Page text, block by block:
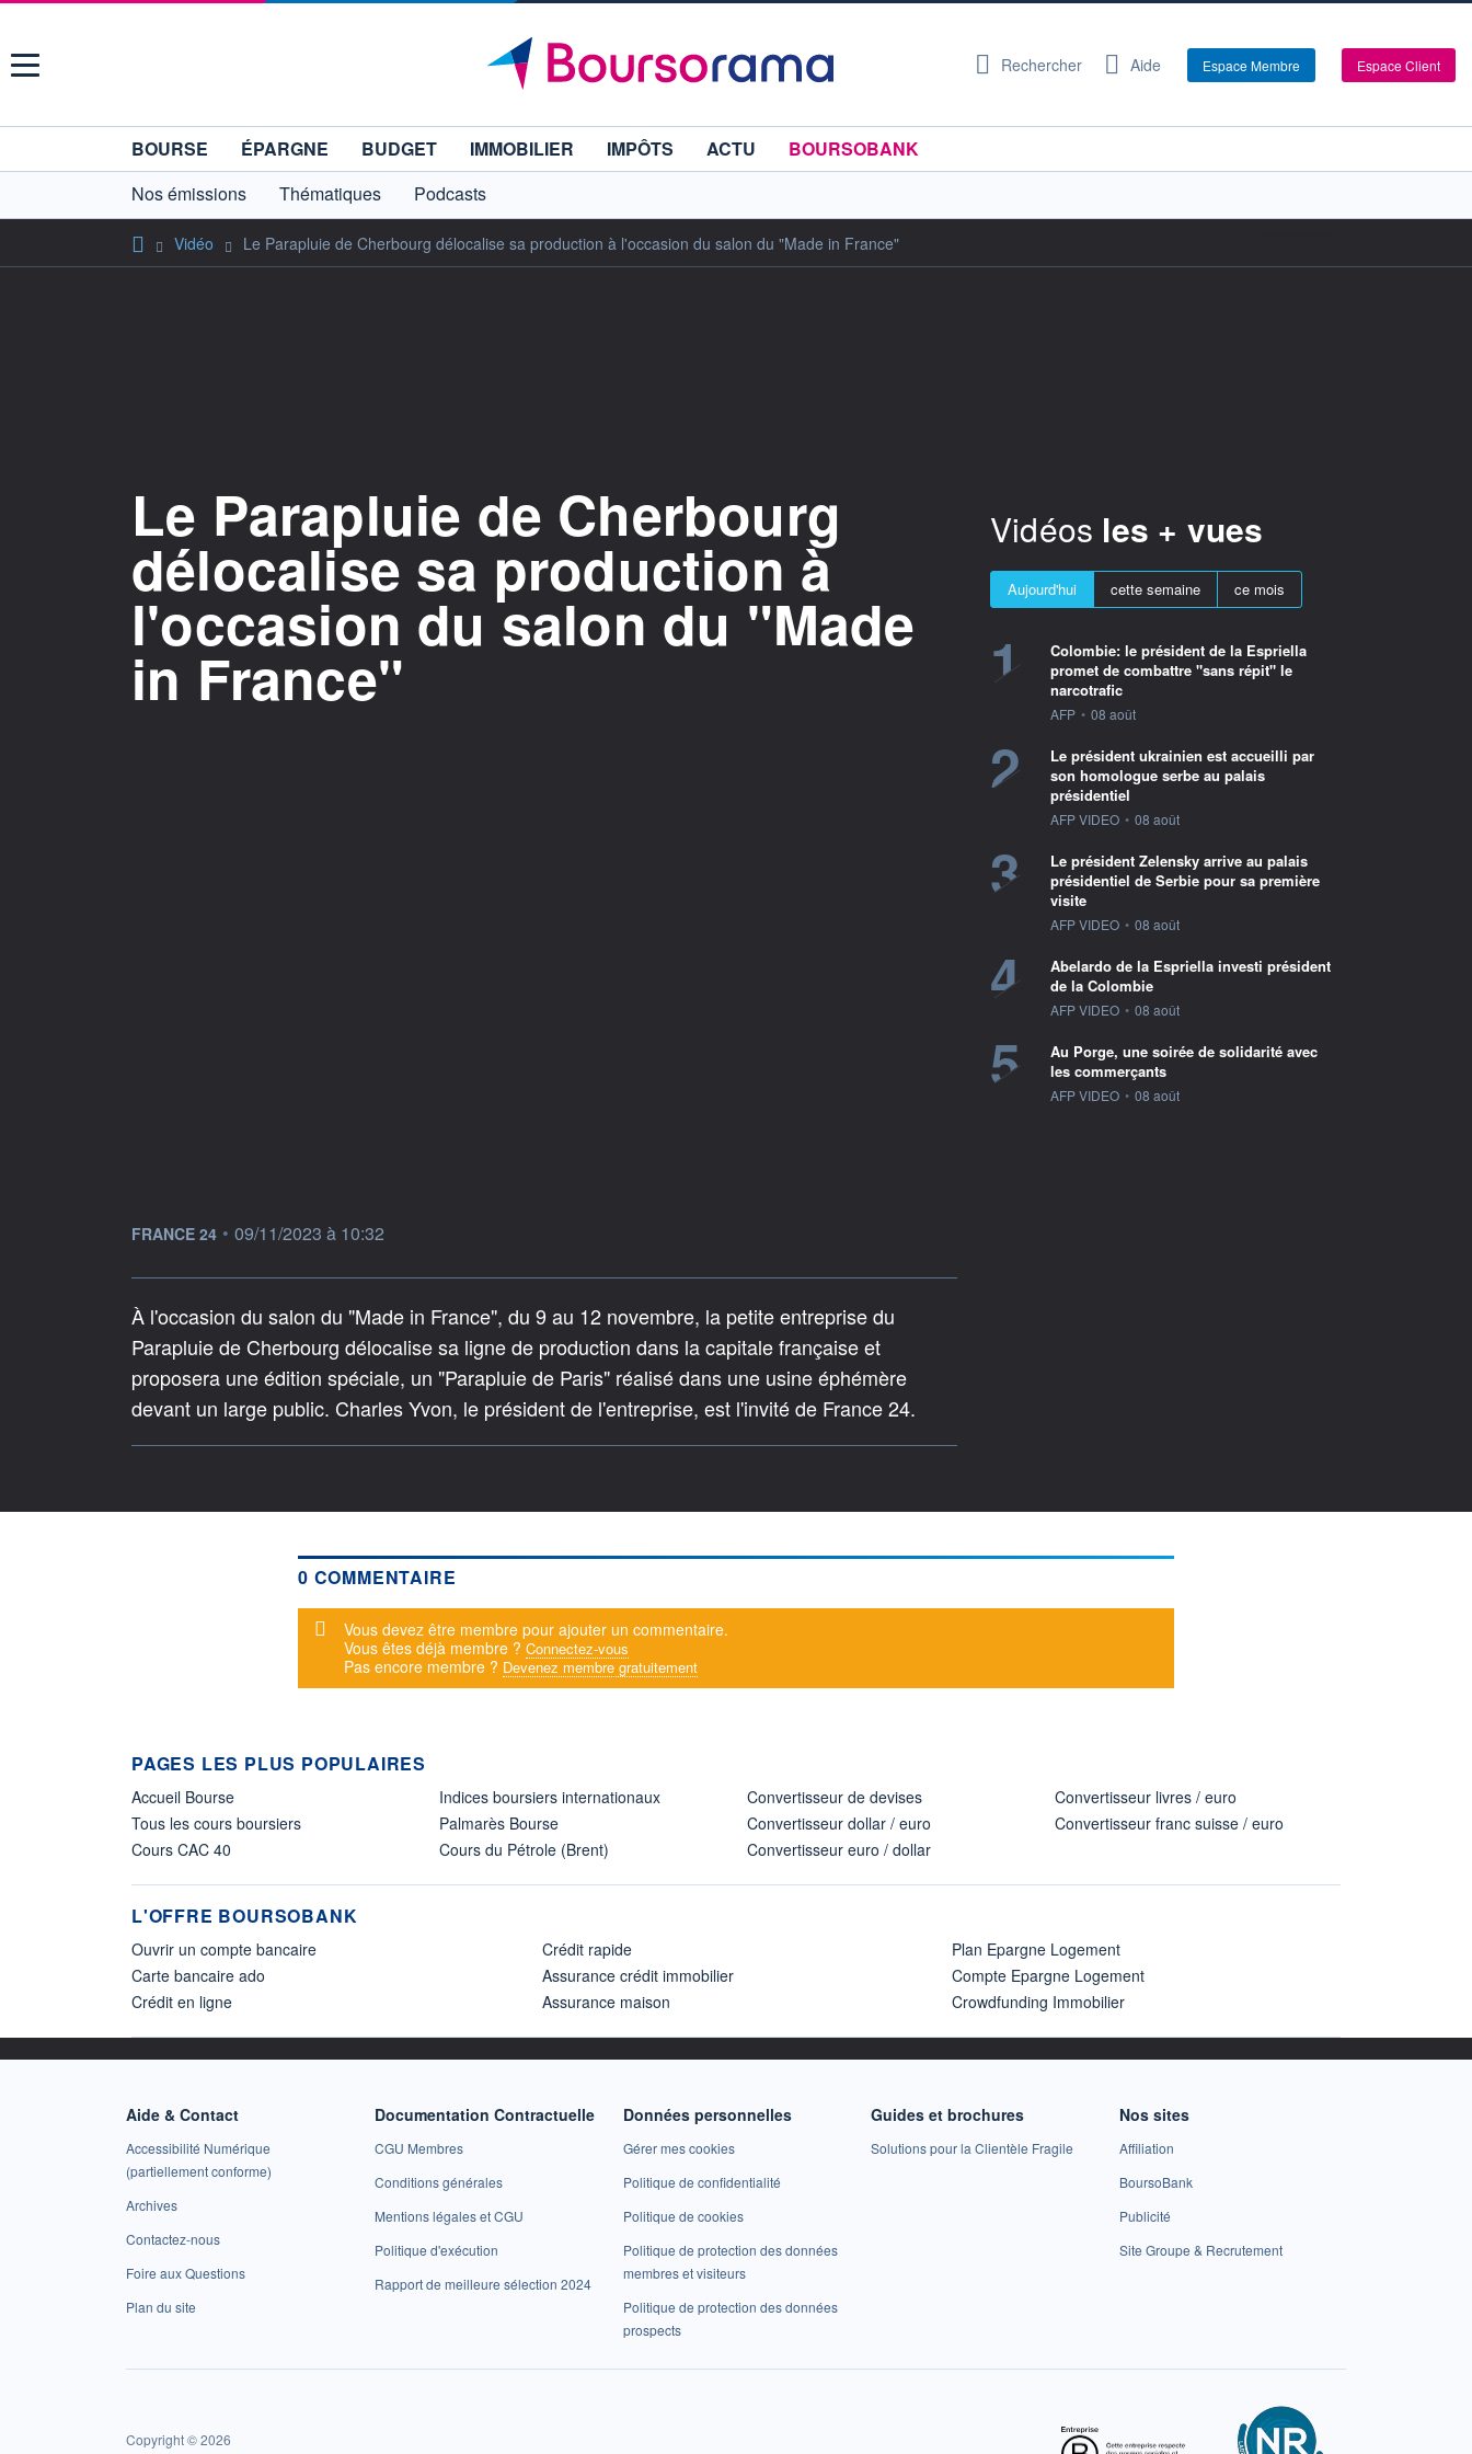
Menu Rechercher Aide Espace Membre Espace Client
BOURSE ÉPARGNE BUDGET IMMOBILIER IMPÔTS ACTU
BOURSOBANK
Nos émissions
Thématiques Podcasts
Vidéo Le Parapluie de Cherbourg délocalise sa production à l'occasion du salon du "Made in France"
Le Parapluie de Cherbourg
délocalise sa production à
l'occasion du salon du "Made
in France"
information fournie par
FRANCE 24 • 09/11/2023 à 10:32
À l'occasion du salon du "Made in France", du 9 au 12 novembre, la petite entreprise du
Parapluie de Cherbourg délocalise sa ligne de production dans la capitale française et
proposera une édition spéciale, un "Parapluie de Paris" réalisé dans une usine éphémère
devant un large public. Charles Yvon, le président de l'entreprise, est l'invité de France 24.
Vidéos les + vues
Aujourd'hui cette semaine ce mois
1
Colombie: le président de la Espriella
promet de combattre "sans répit" le
narcotrafic
information fournie par
AFP • 08 août
2
Le président ukrainien est accueilli par
son homologue serbe au palais
présidentiel
information fournie par
AFP VIDEO • 08 août
3
Le président Zelensky arrive au palais
présidentiel de Serbie pour sa première
visite
information fournie par
AFP VIDEO • 08 août
4
Abelardo de la Espriella investi président
de la Colombie
information fournie par
AFP VIDEO • 08 août
5
Au Porge, une soirée de solidarité avec
les commerçants
information fournie par
AFP VIDEO • 08 août
0 COMMENTAIRE
Message d'alerte
Vous devez être membre pour ajouter un commentaire.
Vous êtes déjà membre ? Connectez-vous
Pas encore membre ? Devenez membre gratuitement
PAGES LES PLUS POPULAIRES
Accueil Bourse
Tous les cours boursiers
Cours CAC 40
Indices boursiers internationaux
Palmarès Bourse
Cours du Pétrole (Brent)
Convertisseur de devises
Convertisseur dollar / euro
Convertisseur euro / dollar
Convertisseur livres / euro
Convertisseur franc suisse / euro
L'OFFRE BOURSOBANK
Ouvrir un compte bancaire
Carte bancaire ado
Crédit en ligne
Crédit rapide
Assurance crédit immobilier
Assurance maison
Plan Epargne Logement
Compte Epargne Logement
Crowdfunding Immobilier
Aide & Contact
Accessibilité Numérique
(partiellement conforme)
Archives
Contactez-nous
Foire aux Questions
Plan du site
Documentation Contractuelle
CGU Membres
Conditions générales
Mentions légales et CGU
Politique d'exécution
Rapport de meilleure sélection 2024
Données personnelles
Gérer mes cookies
Politique de confidentialité
Politique de cookies
Politique de protection des données
membres et visiteurs
Politique de protection des données
prospects
Guides et brochures
Solutions pour la Clientèle Fragile
Nos sites
Affiliation
BoursoBank
Publicité
Site Groupe & Recrutement
Copyright © 2026